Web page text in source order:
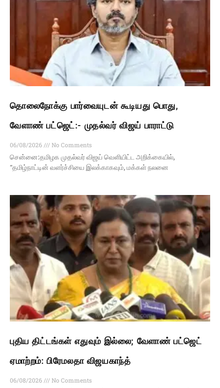
தொலைநோக்கு பார்வையுடன் கூடியது பொது,
வேளாண் பட்ஜெட்:- முதல்வர் விஜய் பாராட்டு
06/08/2026
No Comments
சென்னை:தமிழக முதல்வர் விஜய் வெளியிட்ட அறிக்கையில்,
“தமிழ்நாட்டின் வளர்ச்சியை இலக்காகவும், மக்கள் நலனை
புதிய திட்டங்கள் எதுவும் இல்லை; வேளாண் பட்ஜெட்
ஏமாற்றம்: பிரேமலதா விஜயகாந்த்
06/08/2026
No Comments